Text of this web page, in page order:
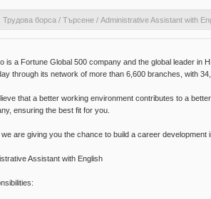
Трудова борса / Търсене/ Administrative Assistant with
is a Fortune Global 500 company and the global leader in
through its network of more than 6,600 branches, with
that a better working environment contributes to a
ensuring the best fit for you.
are giving you the chance to build a career
Assistant with English